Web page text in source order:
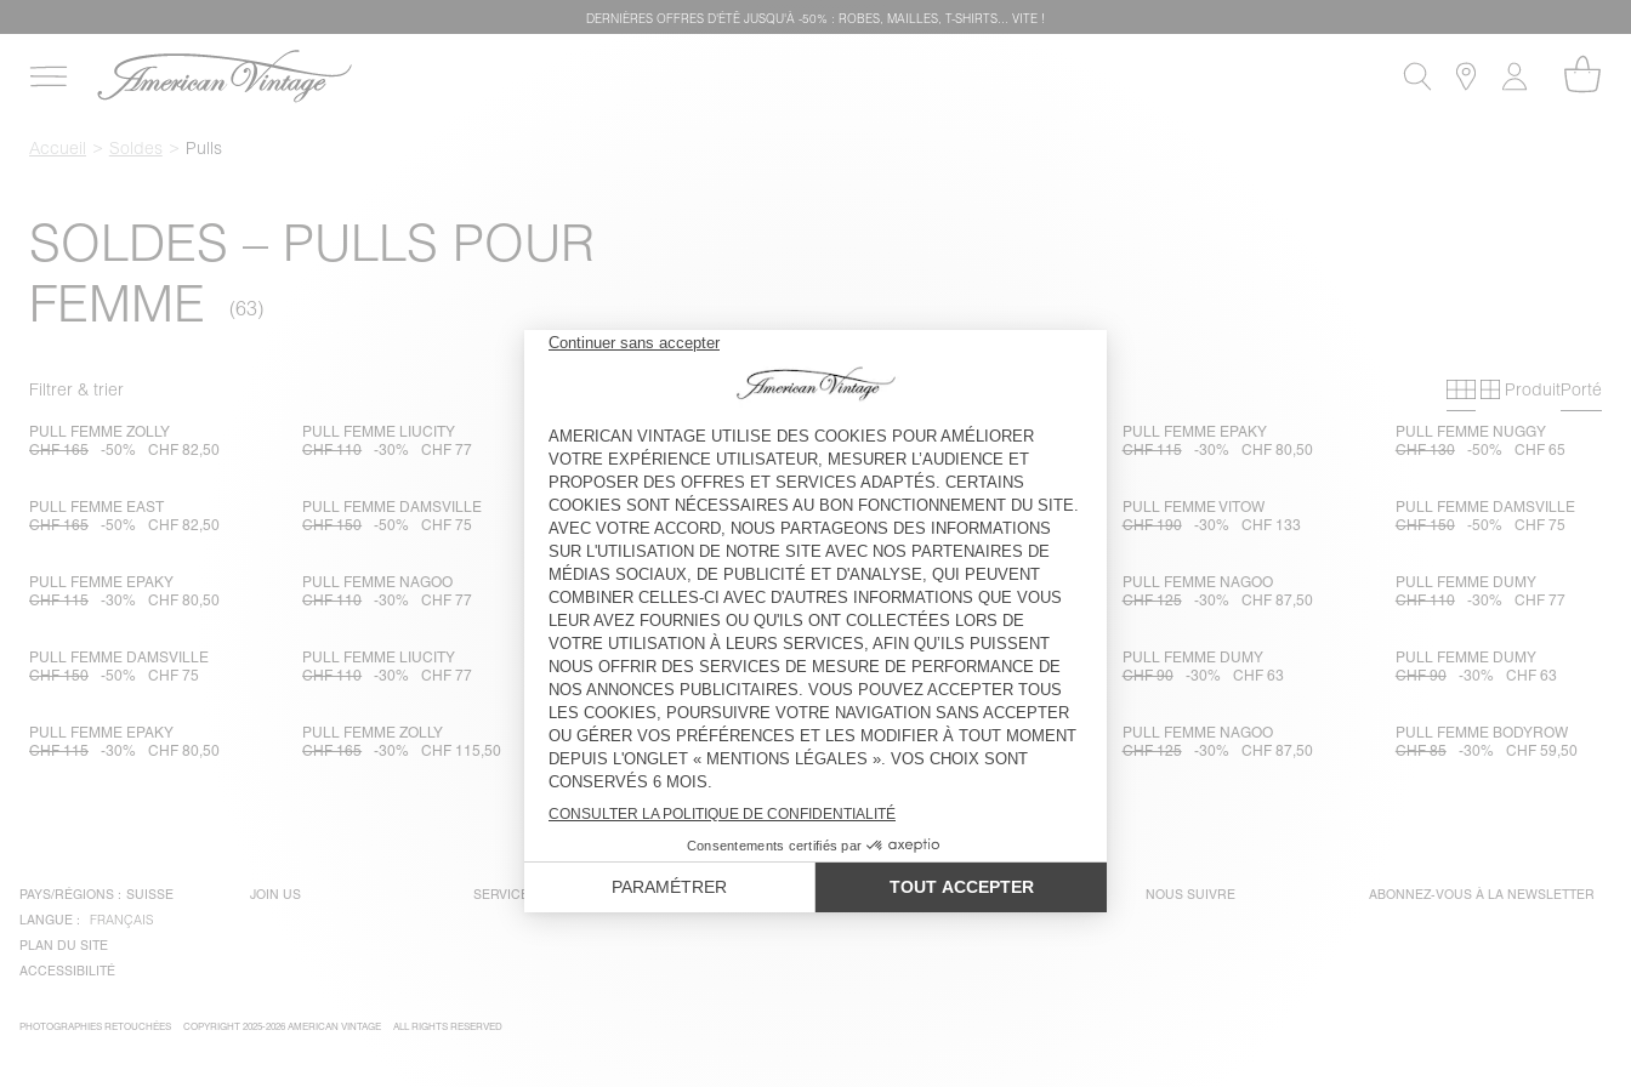
DERNIÈRES OFFRES D'ÉTÊ JUSQU'À -50% : ROBES, MAILLES, T-SHIRTS... VITE !
Accueil Soldes Pulls
SOLDES – PULLS POUR
FEMME
Filtrer & trier Grille primaire
Grille
ProduitPorté
PULL FEMME ZOLLY
CHF 165
-50% CHF 82,50
PULL FEMME LIUCITY
CHF 110
-30% CHF 77
PULL FEMME NUGGY
CHF 130
-50% CHF 65
PULL FEMME EPAKY
CHF 130
-30% CHF 91
PULL FEMME EPAKY
CHF 115
-30% CHF 80,50
PULL FEMME NUGGY
CHF 130
-50% CHF 65
PULL FEMME EAST
CHF 165
-50% CHF 82,50
PULL FEMME DAMSVILLE
CHF 150
-50% CHF 75
PULL FEMME VITOW
CHF 215
-30% CHF 150,50
PULL FEMME VITOW
CHF 130
-30% CHF 91
PULL FEMME VITOW
CHF 190
-30% CHF 133
PULL FEMME DAMSVILLE
CHF 150
-50% CHF 75
PULL FEMME EPAKY
CHF 115
-30% CHF 80,50
PULL FEMME NAGOO
CHF 110
-30% CHF 77
PULL FEMME TWILY
CHF 150
-50% CHF 75
PULL FEMME BODYROW
CHF 85
-30% CHF 59,50
PULL FEMME NAGOO
CHF 125
-30% CHF 87,50
PULL FEMME DUMY
CHF 110
-30% CHF 77
PULL FEMME DAMSVILLE
CHF 150
-50% CHF 75
PULL FEMME LIUCITY
CHF 110
-30% CHF 77
PULL FEMME VITOW
CHF 215
-30% CHF 150,50
PULL FEMME TWILY
CHF 115
-50% CHF 57,50
PULL FEMME DUMY
CHF 90
-30% CHF 63
PULL FEMME DUMY
CHF 90
-30% CHF 63
PULL FEMME EPAKY
CHF 115
-30% CHF 80,50
PULL FEMME ZOLLY
CHF 165
-30% CHF 115,50
PULL FEMME NUGGY
CHF 130
-50% CHF 65
PULL FEMME BODYROW
CHF 100
-30% CHF 70
PULL FEMME NAGOO
CHF 125
-30% CHF 87,50
PULL FEMME BODYROW
CHF 85
-30% CHF 59,50
PAYS/RÉGIONS : SUISSE
LANGUE :
FRANÇAIS
PLAN DU SITE
ACCESSIBILITÉ
JOIN US SERVICE CLIENT MENTIONS LÉGALES NOS BOUTIQUES NOUS SUIVRE ABONNEZ-VOUS À LA NEWSLETTER
PHOTOGRAPHIES RETOUCHÉES COPYRIGHT 2025-2026 AMERICAN VINTAGE ALL RIGHTS RESERVED